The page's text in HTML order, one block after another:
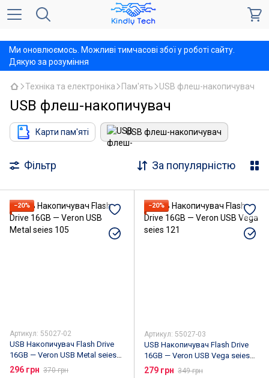
Ми оновлюємось. Можливі тимчасові збої у роботі сайту.
Дякую за розуміння
Техніка та електроніка Пам'ять USB флеш-накопичувач
USB флеш-накопичувач
Карти пам'яті USB флеш-накопичувач
Фільтр За популярністю
−20%
Артикул: 55027-02
USB Накопичувач Flash Drive
16GB — Veron USB Metal seies
105
296 грн 370 грн
−20%
Артикул: 55027-03
USB Накопичувач Flash Drive
16GB — Veron USB Vega seies
121
279 грн 349 грн